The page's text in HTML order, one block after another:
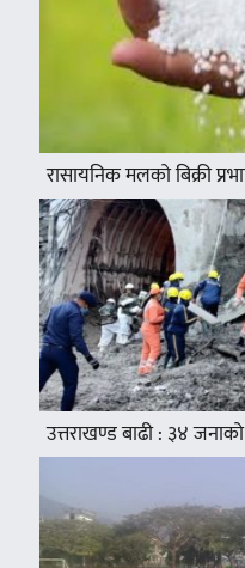
रासायनिक मलको बिक्री
उत्तराखण्ड बाढी : ३४